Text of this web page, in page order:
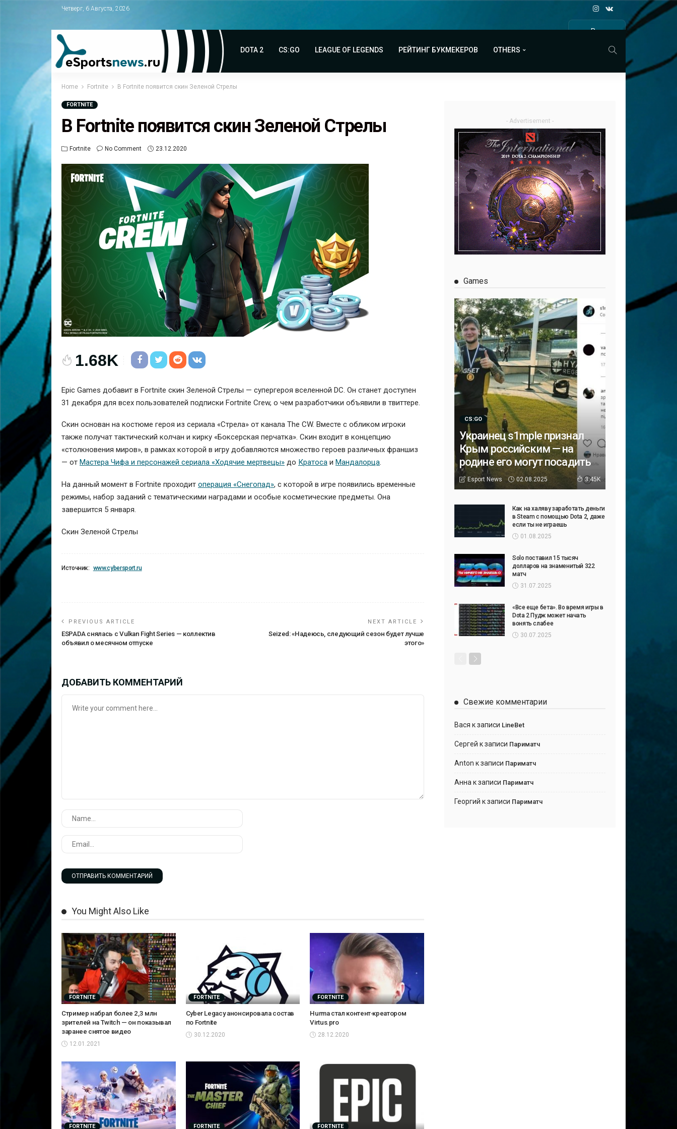
Четверг, 6 Августа, 2026
Все
DOTA 2 CS:GO LEAGUE OF LEGENDS РЕЙТИНГ БУКМЕКЕРОВ OTHERS
Home Fortnite В Fortnite появится скин Зеленой Стрелы
FORTNITE
В Fortnite появится скин Зеленой Стрелы
Fortnite No Comment 23.12.2020
1.68K
Epic Games добавит в Fortnite скин Зеленой Стрелы — супергероя вселенной DC. Он станет доступен
31 декабря для всех пользователей подписки Fortnite Crew, о чем разработчики объявили в твиттере.
Скин основан на костюме героя из сериала «Стрела» от канала The CW. Вместе с обликом игроки
также получат тактический колчан и кирку «Боксерская перчатка». Скин входит в концепцию
«столкновения миров», в рамках которой в игру добавляются множество героев различных франшиз
— от Мастера Чифа и персонажей сериала «Ходячие мертвецы» до Кратоса и Мандалорца.
На данный момент в Fortnite проходит операция «Снегопад», с которой в игре появились временные
режимы, набор заданий с тематическими наградами и особые косметические предметы. Она
завершится 5 января.
Скин Зеленой Стрелы
Источник: www.cybersport.ru
PREVIOUS ARTICLE
ESPADA снялась с Vulkan Fight Series — коллектив
объявил о месячном отпуске
NEXT ARTICLE
Seized: «Надеюсь, следующий сезон будет лучше
этого»
ДОБАВИТЬ КОММЕНТАРИЙ
You Might Also Like
FORTNITE
Стример набрал более 2,3 млн
зрителей на Twitch — он показывал
заранее снятое видео
12.01.2021
FORTNITE
Cyber Legacy анонсировала состав
по Fortnite
30.12.2020
FORTNITE
Hurma стал контент‑креатором
Virtus.pro
28.12.2020
FORTNITE FORTNITE FORTNITE
- Advertisement -
Games
CS:GO
Украинец s1mple признал
Крым российским — на
родине его могут посадить
Esport News 02.08.2025 3.45K
Как на халяву заработать деньги
в Steam с помощью Dota 2, даже
если ты не играешь
01.08.2025
Solo поставил 15 тысяч
долларов на знаменитый 322
матч
31.07.2025
«Все еще бета». Во время игры в
Dota 2 Пудж может начать
вонять слабее
30.07.2025
Свежие комментарии
Вася к записи LineBet
Сергей к записи Париматч
Anton к записи Париматч
Анна к записи Париматч
Георгий к записи Париматч